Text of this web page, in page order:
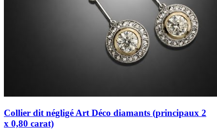
Collier dit négligé Art Déco diamants (principaux 2
x 0,80 carat)